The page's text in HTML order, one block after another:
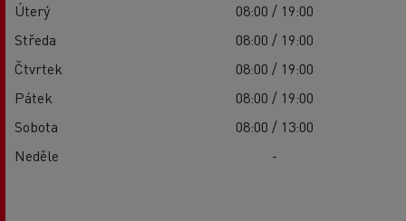
Úterý
08:00 / 19:00
Středa
08:00 / 19:00
Čtvrtek
08:00 / 19:00
Pátek
08:00 / 19:00
Sobota
08:00 / 13:00
Neděle
-